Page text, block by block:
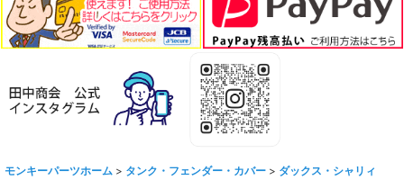
モンキーパーツホーム > タンク・フェンダー・カバー > ダックス・シャリィ